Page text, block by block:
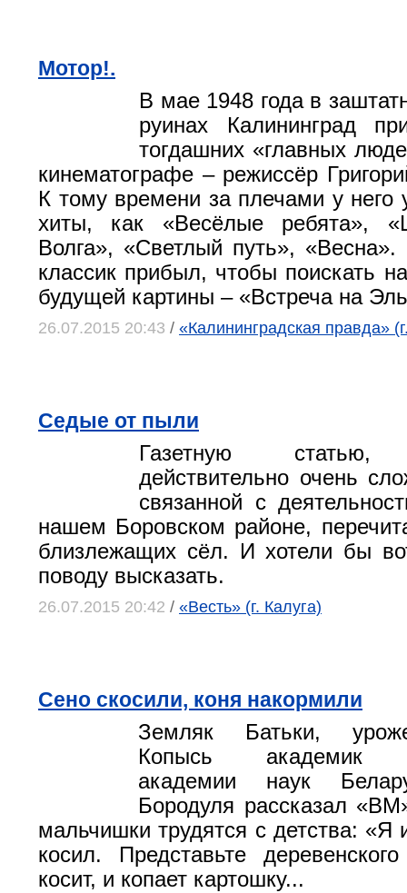
Мотор!.
В мае 1948 года в
руинах Калининград
тогдашних «главных
кинематографе – режиссёр
К тому времени за плечами у него
хиты, как «Весёлые ребята»,
Волга», «Светлый путь»,
классик прибыл, чтобы поискать
будущей картины – «Встреча на
26.07.2015 20:43 / «Калининградская правда»
Седые от пыли
Газетную статью,
действительно очень
связанной с
нашем Боровском районе,
близлежащих сёл. И хотели бы
поводу высказать.
26.07.2015 20:42 / «Весть» (г. Калуга)
Сено скосили, коня накормили
Земляк Батьки,
Копысь академик
академии наук
Бородуля рассказал
мальчишки трудятся с детства: «Я
косил. Представьте
косит, и копает картошку...